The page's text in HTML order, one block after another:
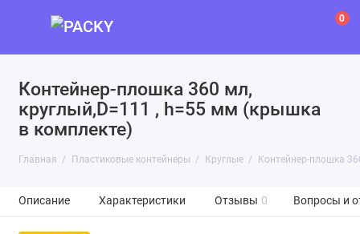
0
Контейнер-плошка 360 мл,
круглый,D=111 , h=55 мм (крышка
в комплекте)
Главная Пластиковые контейнеры Круглые Контейнер-плошка
Описание Характеристики Отзывы 0 Вопросы и